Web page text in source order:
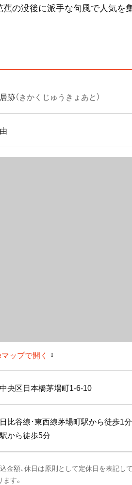
の没後に派手な句風で人気を
跡（きかくじゅうきょあと）
ップで開く
央区日本橋茅場町1-6-10
比谷線･東西線茅場町駅から徒歩1分
から徒歩5分
額、休日は原則として定休日を表記して
す。